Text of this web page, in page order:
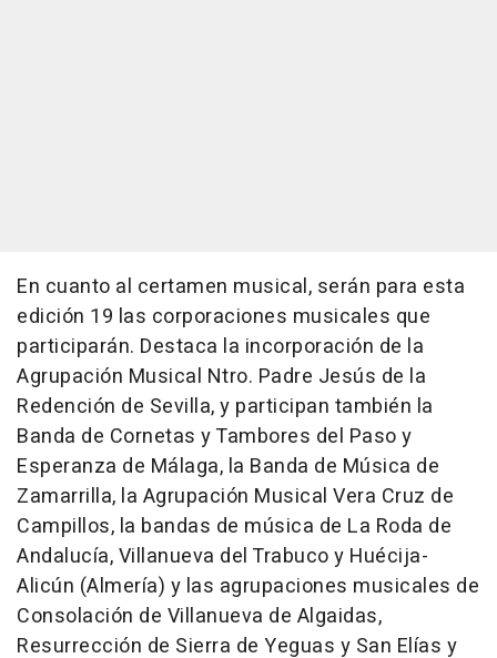
En cuanto al certamen musical, serán para esta
edición 19 las corporaciones musicales que
participarán. Destaca la incorporación de la
Agrupación Musical Ntro. Padre Jesús de la
Redención de Sevilla, y participan también la
Banda de Cornetas y Tambores del Paso y
Esperanza de Málaga, la Banda de Música de
Zamarrilla, la Agrupación Musical Vera Cruz de
Campillos, la bandas de música de La Roda de
Andalucía, Villanueva del Trabuco y Huécija-
Alicún (Almería) y las agrupaciones musicales de
Consolación de Villanueva de Algaidas,
Resurrección de Sierra de Yeguas y San Elías y